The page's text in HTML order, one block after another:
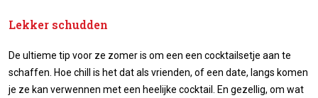
Lekker schudden
De ultieme tip voor ze zomer is om een een cocktailsetje aan te
schaffen. Hoe chill is het dat als vrienden, of een date, langs komen
je ze kan verwennen met een heelijke cocktail. En gezellig, om wat